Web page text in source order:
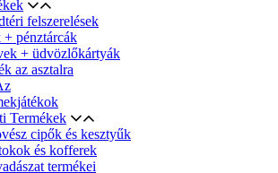
felszerelések
+ pénztárcák
+ üdvözlőkártyák
az asztalra
Termékek
cipők és kesztyűk
és kofferek
termékei